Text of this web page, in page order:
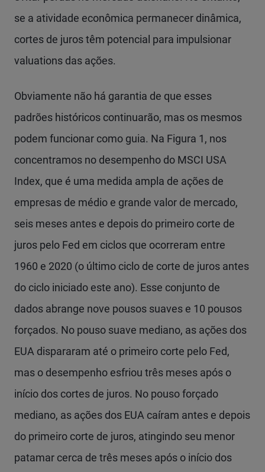
se a atividade econômica permanecer dinâmica,
cortes de juros têm potencial para impulsionar
valuations das ações.
Obviamente não há garantia de que esses
padrões históricos continuarão, mas os mesmos
podem funcionar como guia. Na Figura 1, nos
concentramos no desempenho do MSCI USA
Index, que é uma medida ampla de ações de
empresas de médio e grande valor de mercado,
seis meses antes e depois do primeiro corte de
juros pelo Fed em ciclos que ocorreram entre
1960 e 2020 (o último ciclo de corte de juros antes
do ciclo iniciado este ano). Esse conjunto de
dados abrange nove pousos suaves e 10 pousos
forçados. No pouso suave mediano, as ações dos
EUA dispararam até o primeiro corte pelo Fed,
mas o desempenho esfriou três meses após o
início dos cortes de juros. No pouso forçado
mediano, as ações dos EUA caíram antes e depois
do primeiro corte de juros, atingindo seu menor
patamar cerca de três meses após o início dos